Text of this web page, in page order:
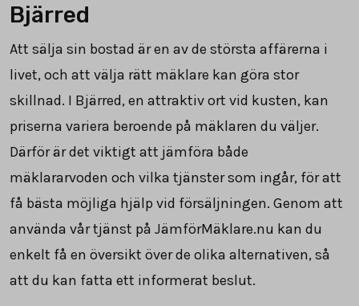
Bjärred
Att sälja sin bostad är en av de största affärerna i
livet, och att välja rätt mäklare kan göra stor
skillnad. I Bjärred, en attraktiv ort vid kusten, kan
priserna variera beroende på mäklaren du väljer.
Därför är det viktigt att jämföra både
mäklararvoden och vilka tjänster som ingår, för att
få bästa möjliga hjälp vid försäljningen. Genom att
använda vår tjänst på JämförMäklare.nu kan du
enkelt få en översikt över de olika alternativen, så
att du kan fatta ett informerat beslut.